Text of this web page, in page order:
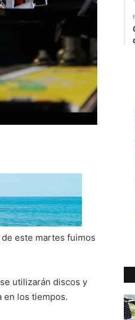
este martes fuimos
utilizarán discos y
en los tiempos.